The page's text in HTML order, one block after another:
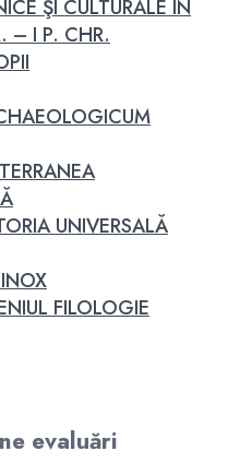
ŞI CULTURALE ÎN
– I P. CHR.
UNIVERSALĂ
FILOLOGIE
evaluări